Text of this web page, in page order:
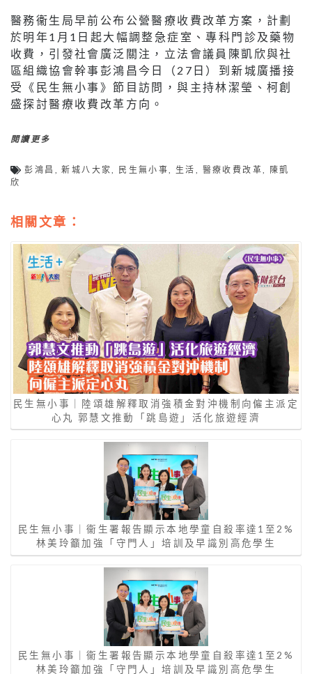
醫務衞生局早前公布公營醫療收費改革方案，計劃
於明年1月1日起大幅調整急症室、專科門診及藥物
收費，引發社會廣泛關注，立法會議員陳凱欣與社
區組織協會幹事彭鴻昌今日（27日）到新城廣播接
受《民生無小事》節目訪問，與主持林潔瑩、柯創
盛探討醫療收費改革方向。
閱讀更多
彭鴻昌 ,新城八大家, 民生無小事, 生活 , 醫療收費改革, 陳凱
欣
相關文章：
民生無小事｜陸頌雄解釋取消強積金對沖機制向僱主派定
心丸 郭慧文推動「跳島遊」活化旅遊經濟
民生無小事｜衞生署報告顯示本地學童自殺率達1至2%
林美玲籲加強「守門人」培訓及早識別高危學生
民生無小事｜衞生署報告顯示本地學童自殺率達1至2%
林美玲籲加強「守門人」培訓及早識別高危學生